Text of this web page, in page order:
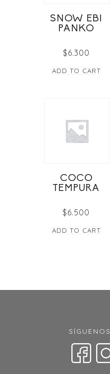
SNOW EBI
PANKO
$6.300
ADD TO CART
COCO
TEMPURA
$6.500
ADD TO CART
SÍGUENOS